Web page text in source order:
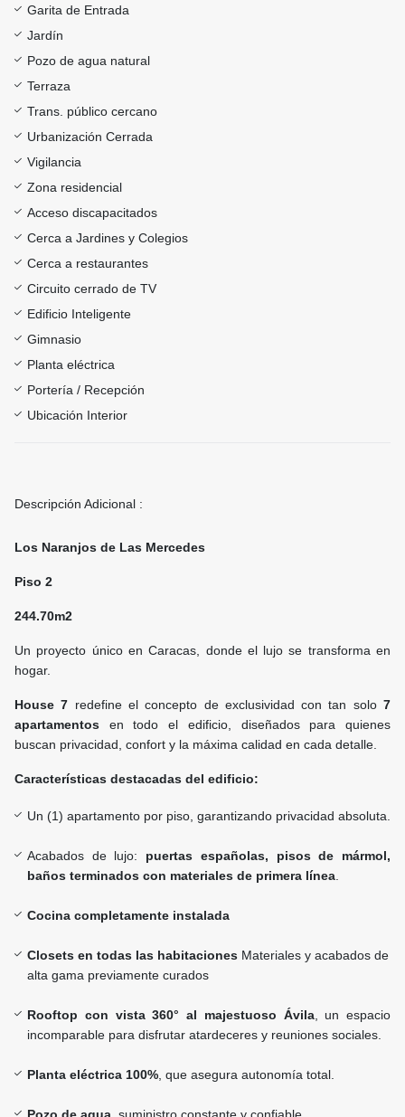
Garita de Entrada
Jardín
Pozo de agua natural
Terraza
Trans. público cercano
Urbanización Cerrada
Vigilancia
Zona residencial
Acceso discapacitados
Cerca a Jardines y Colegios
Cerca a restaurantes
Circuito cerrado de TV
Edificio Inteligente
Gimnasio
Planta eléctrica
Portería / Recepción
Ubicación Interior
Descripción Adicional :
Los Naranjos de Las Mercedes
Piso 2
244.70m2
Un proyecto único en Caracas, donde el lujo se transforma en
hogar.
House 7 redefine el concepto de exclusividad con tan solo7
apartamentos en todo el edificio, diseñados para quienes
buscan privacidad, confort y la máxima calidad en cada detalle.
Características destacadas del edificio:
Un (1) apartamento por piso, garantizando privacidad absoluta.
Acabados de lujo: puertas españolas, pisos de mármol,
baños terminados con materiales de primera línea
Cocina completamente instalada
Closets en todas las habitaciones Materiales y acabados de
alta gama previamente curados
Rooftop con vista 360° al majestuoso Ávila, un espacio
incomparable para disfrutar atardeceres y reuniones sociales.
Planta eléctrica 100% , que asegura autonomía total.